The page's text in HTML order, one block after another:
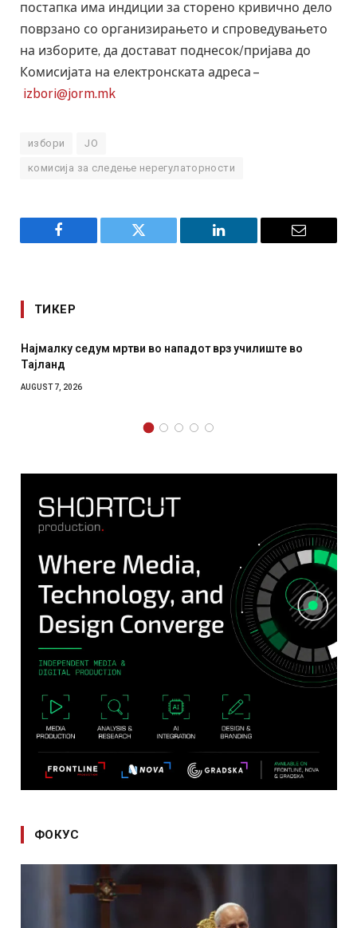
постапка има индиции за сторено кривично дело
поврзано со организирањето и спроведувањето
на изборите, да достават поднесок/пријава до
Комисијата на електронската адреса –
izbori@jorm.mk
избори ЈО
комисија за следење нерегулаторности
Facebook Twitter LinkedIn Email
ТИКЕР
во
СОЗИС: Украинците повеќе им веруваат на
ФОКУС